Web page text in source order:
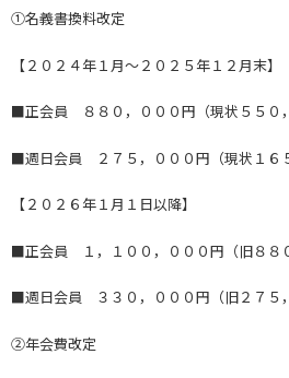
①名義書換料改定
【２０２４年１月～２０２５年１２月末】
■正会員 ８８０，０００円（現状５５０
■週日会員 ２７５，０００円（現状１６
【２０２６年１月１日以降】
■正会員 １，１００，０００円（旧８８
■週日会員 ３３０，０００円（旧２７５
②年会費改定